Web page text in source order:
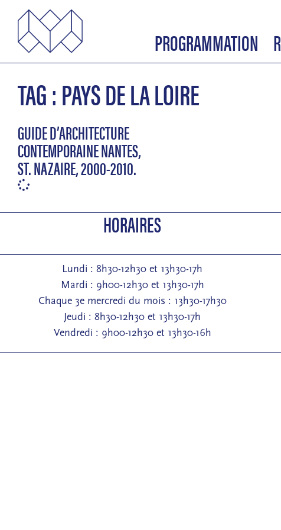
PROGRAMMATION
TAG : PAYS DE LA LOIRE
GUIDE D’ARCHITECTURE
CONTEMPORAINE NANTES,
ST. NAZAIRE, 2000-2010.
HORAIRES
Lundi : 8h30-12h30 et 13h30-17h
Mardi : 9h00-12h30 et 13h30-17h
Chaque 3e mercredi du mois : 13h30-17h30
Jeudi : 8h30-12h30 et 13h30-17h
Vendredi : 9h00-12h30 et 13h30-16h